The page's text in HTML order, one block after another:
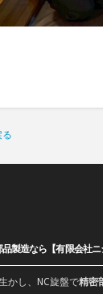
製造なら【有限会社ニ
かし、 NC旋盤で精密